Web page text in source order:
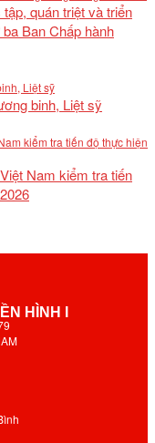
quán triệt và triển
Ban Chấp hành
binh, Liệt sỹ
Nam kiểm tra tiến
HÌNH I